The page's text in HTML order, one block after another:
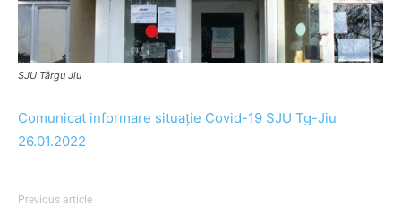
SJU Târgu Jiu
Comunicat informare situație Covid-19 SJU Tg-Jiu
26.01.2022
Previous article